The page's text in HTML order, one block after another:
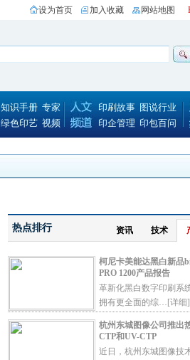
网站地图
加入收藏
设为首页
知识手册 专家
绿色印艺 视频
印刷故事 图说行业
印企管理 印包百问
资讯 技术
热点排行
柯尼卡美能达黑白新品
PRO 1200产品报告
革新化黑白数字印刷
拥有更全面的综… [详细]
杭州东城图像公司推出
CTP和UV-CTP
近日，杭州东城图像技